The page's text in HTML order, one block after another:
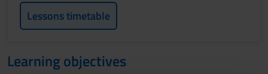
Lessons timetable
Learning objectives